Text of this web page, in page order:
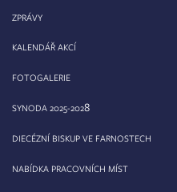
ZPRÁVY
KALENDÁŘ AKCÍ
FOTOGALERIE
SYNODA 2025-2028
DIECÉZNÍ BISKUP VE FARNOSTECH
NABÍDKA PRACOVNÍCH MÍST